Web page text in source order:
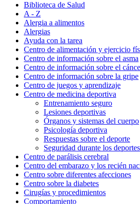
Biblioteca de Salud
A - Z
Alergia a alimentos
Alergias
Ayuda con la tarea
Centro de alimentación y ejercicio
Centro de información sobre el asma
Centro de información sobre el
Centro de información sobre la gripe
Centro de juegos y aprendizaje
Centro de medicina deportiva
Entrenamiento seguro
Lesiones deportivas
Órganos y sistemas del cuerpo
Psicología deportiva
Respuestas sobre el deporte
Seguridad durante los deportes
Centro de parálisis cerebral
Centro del embarazo y los recién
Centro sobre diferentes afecciones
Centro sobre la diabetes
Cirugías y procedimientos
Comportamiento